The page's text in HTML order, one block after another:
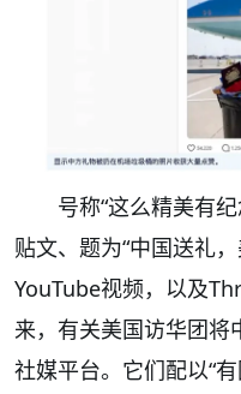
号称“这么精美有
贴文、题为“中国送礼
YouTube视频，以及
来，有关美国访华团将
社媒平台。它们配以“